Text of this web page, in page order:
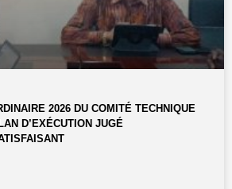
2026 DU COMITÉ TECHNIQUE
D’EXÉCUTION JUGÉ